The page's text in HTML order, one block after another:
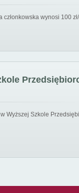
wynosi 100
Wyższej Szkole